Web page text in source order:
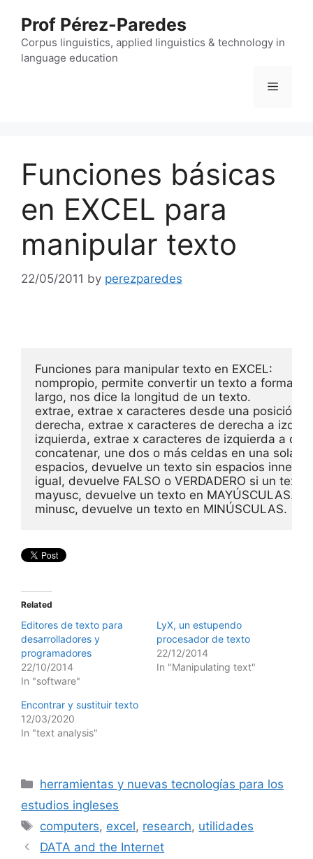
content
Prof Pérez-Paredes
Corpus linguistics, applied linguistics & technology in
language education
Menu
Funciones básicas
en EXCEL para
manipular texto
22/05/2011 by perezparedes
Funciones para manipular texto en EXCEL:
nompropio, permite convertir un texto a formato
largo, nos dice la longitud de un texto.
extrae, extrae x caracteres desde una posición
derecha, extrae x caracteres de derecha a
izquierda, extrae x caracteres de izquierda a
concatenar, une dos o más celdas en una sola.
espacios, devuelve un texto sin espacios
igual, devuelve FALSO o VERDADERO si un
mayusc, devuelve un texto en MAYÚSCULAS.
minusc, devuelve un texto en MINÚSCULAS.
Related
Editores de texto para
desarrolladores y
programadores
22/10/2014
In "software"
LyX, un estupendo
procesador de texto
22/12/2014
In "Manipulating text"
Encontrar y sustituir texto
12/03/2020
In "text analysis"
Categories
herramientas y nuevas tecnologías para los
estudios ingleses
Tags
computers, excel, research, utilidades
DATA and the Internet